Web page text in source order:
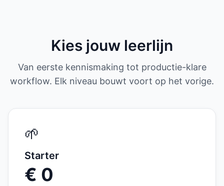
Kies jouw leerlijn
Van eerste kennismaking tot productie-klare
workflow. Elk niveau bouwt voort op het vorige.
🌱
Starter
€ 0